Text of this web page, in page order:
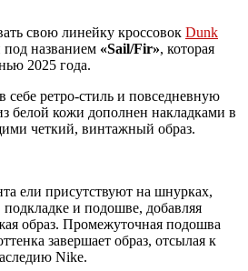
свою линейку кроссовок Dunk
под названием «Sail/Fir», которая
2025 года.
себе ретро-стиль и повседневную
белой кожи дополнен накладками в
четкий, винтажный образ.
ели присутствуют на шнурках,
подкладке и подошве, добавляя
образ. Промежуточная подошва
завершает образ, отсылая к
Nike.